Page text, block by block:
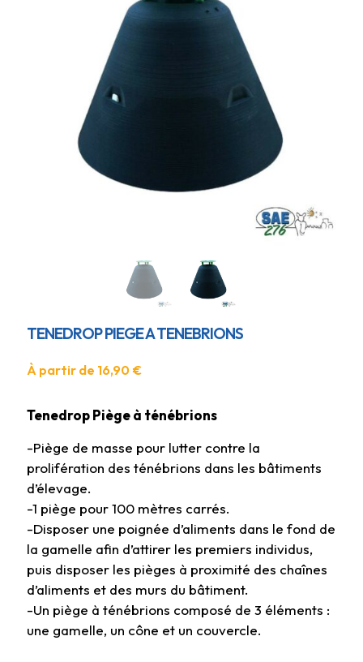
TENEDROP PIEGE A TENEBRIONS
À partir de 16,90 €
Tenedrop Piège à ténébrions
-Piège de masse pour lutter contre la
prolifération des ténébrions dans les bâtiments
d’élevage.
-1 piège pour 100 mètres carrés.
-Disposer une poignée d’aliments dans le fond de
la gamelle afin d’attirer les premiers individus,
puis disposer les pièges à proximité des chaînes
d’aliments et des murs du bâtiment.
-Un piège à ténébrions composé de 3 éléments :
une gamelle, un cône et un couvercle.